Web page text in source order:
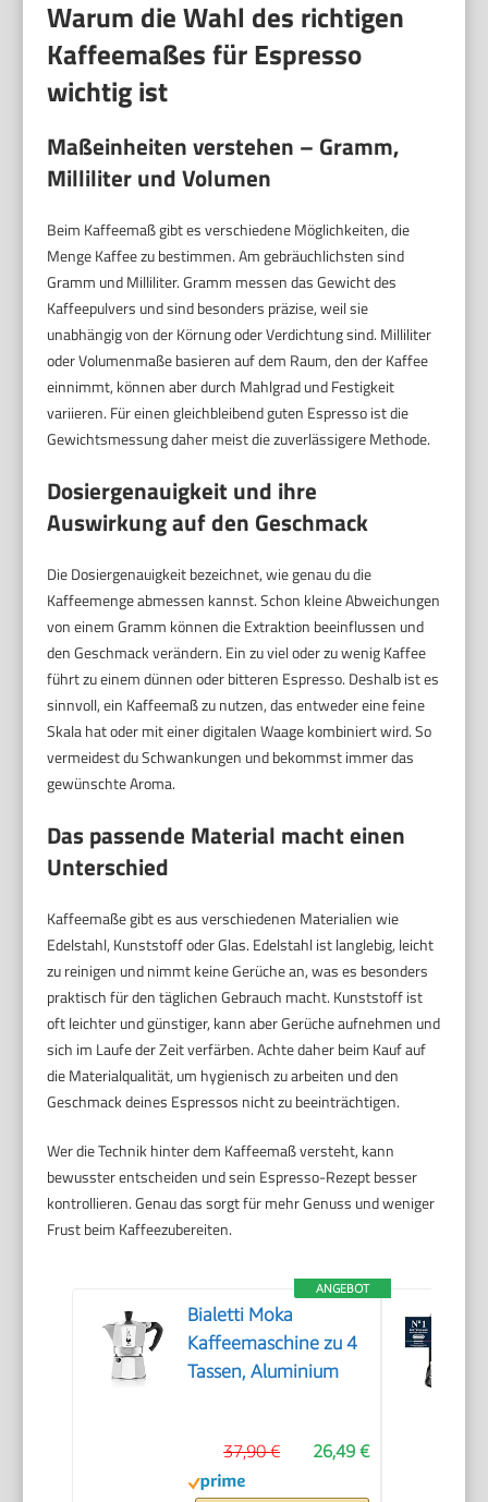
Warum die Wahl des richtigen
Kaffeemaßes für Espresso
wichtig ist
Maßeinheiten verstehen – Gramm,
Milliliter und Volumen
Beim Kaffeemaß gibt es verschiedene Möglichkeiten, die
Menge Kaffee zu bestimmen. Am gebräuchlichsten sind
Gramm und Milliliter. Gramm messen das Gewicht des
Kaffeepulvers und sind besonders präzise, weil sie
unabhängig von der Körnung oder Verdichtung sind. Milliliter
oder Volumenmaße basieren auf dem Raum, den der Kaffee
einnimmt, können aber durch Mahlgrad und Festigkeit
variieren. Für einen gleichbleibend guten Espresso ist die
Gewichtsmessung daher meist die zuverlässigere Methode.
Dosiergenauigkeit und ihre
Auswirkung auf den Geschmack
Die Dosiergenauigkeit bezeichnet, wie genau du die
Kaffeemenge abmessen kannst. Schon kleine Abweichungen
von einem Gramm können die Extraktion beeinflussen und
den Geschmack verändern. Ein zu viel oder zu wenig Kaffee
führt zu einem dünnen oder bitteren Espresso. Deshalb ist es
sinnvoll, ein Kaffeemaß zu nutzen, das entweder eine feine
Skala hat oder mit einer digitalen Waage kombiniert wird. So
vermeidest du Schwankungen und bekommst immer das
gewünschte Aroma.
Das passende Material macht einen
Unterschied
Kaffeemaße gibt es aus verschiedenen Materialien wie
Edelstahl, Kunststoff oder Glas. Edelstahl ist langlebig, leicht
zu reinigen und nimmt keine Gerüche an, was es besonders
praktisch für den täglichen Gebrauch macht. Kunststoff ist
oft leichter und günstiger, kann aber Gerüche aufnehmen und
sich im Laufe der Zeit verfärben. Achte daher beim Kauf auf
die Materialqualität, um hygienisch zu arbeiten und den
Geschmack deines Espressos nicht zu beeinträchtigen.
Wer die Technik hinter dem Kaffeemaß versteht, kann
bewusster entscheiden und sein Espresso-Rezept besser
kontrollieren. Genau das sorgt für mehr Genuss und weniger
Frust beim Kaffeezubereiten.
ANGEBOT
Bialetti Moka
Kaffeemaschine zu 4
Tassen, Aluminium
26,49 €
37,90 €